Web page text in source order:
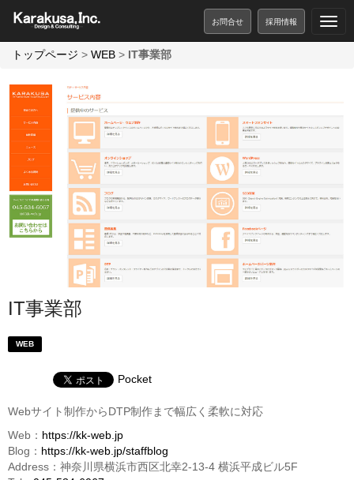
採用情報
お問合せ
トップページ > WEB > IT事業部
IT事業部
WEB
Pocket
Webサイト制作からDTP制作まで幅広く柔軟に対応
Web： https://kk-web.jp
Blog： https://kk-web.jp/staffblog
Address：神奈川県横浜市西区北幸2-13-4 横浜平成ビル5F